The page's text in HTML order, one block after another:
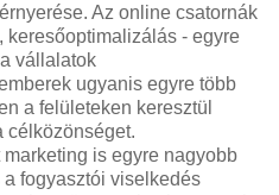
Az online csatornák
- egyre
vállalatok
ugyanis egyre több
a felületeken keresztül
célközönséget.
is egyre nagyobb
fogyasztói viselkedés